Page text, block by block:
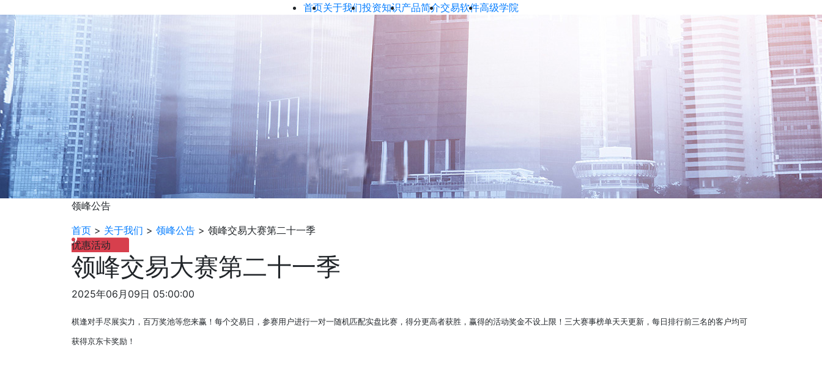
首页关于我们投资知识产品简介交易软件高级学院
领峰公告
首页 > 关于我们 > 领峰公告 > 领峰交易大赛第二十一季
优惠活动
领峰交易大赛第二十一季
2025年06月09日 05:00:00
棋逢对手尽展实力，百万奖池等您来赢！每个交易日，参赛用户进行一对一随机匹配实盘比赛，得分更高者获胜，赢得的活动奖金不设上限！三大赛事榜单天天更新，每日排行前三名的客户均可
获得京东卡奖励！